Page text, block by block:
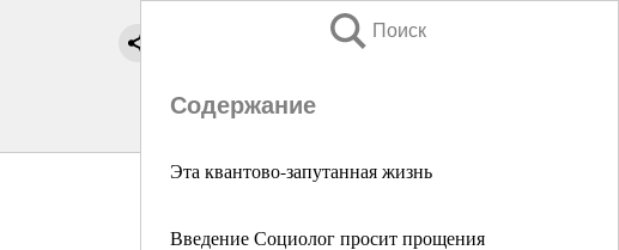
Поиск
Содержание
Эта квантово-запутанная жизнь
Введение Социолог просит прощения